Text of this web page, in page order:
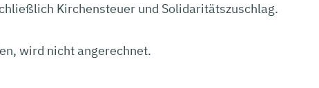
Kirchensteuer und Solidaritätszuschlag.
wird nicht angerechnet.